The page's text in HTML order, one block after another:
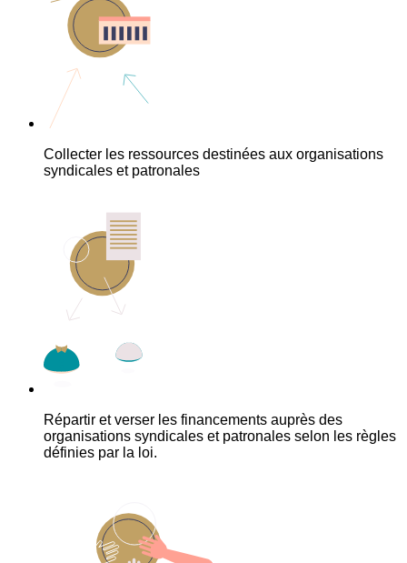
Collecter les ressources destinées aux organisations
syndicales et patronales
Répartir et verser les financements auprès des
organisations syndicales et patronales selon les règles
définies par la loi.